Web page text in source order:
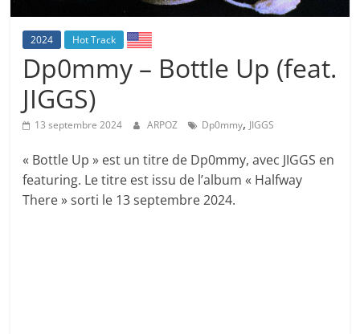
2024 Hot Track
Dp0mmy – Bottle Up (feat.
JIGGS)
13 septembre 2024 ARPOZ Dp0mmy, JIGGS
« Bottle Up » est un titre de Dp0mmy, avec JIGGS en
featuring. Le titre est issu de l’album « Halfway
There » sorti le 13 septembre 2024.